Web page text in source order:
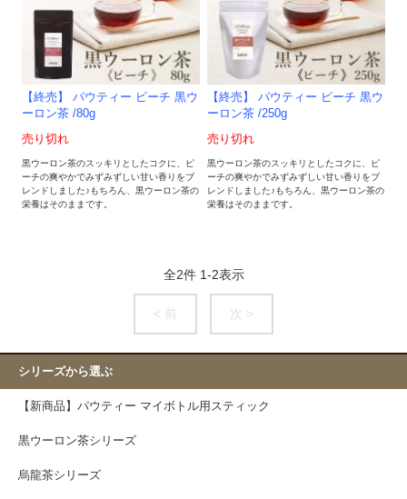
【終売】 パウティー ピーチ 黒ウ
ーロン茶 /80g
売り切れ
黒ウーロン茶のスッキリとしたコクに、ピ
ーチの爽やかでみずみずしい甘い香りをブ
レンドしました♪もちろん、黒ウーロン茶の
栄養はそのままです。
【終売】 パウティー ピーチ 黒ウ
ーロン茶 /250g
売り切れ
黒ウーロン茶のスッキリとしたコクに、ピ
ーチの爽やかでみずみずしい甘い香りをブ
レンドしました♪もちろん、黒ウーロン茶の
栄養はそのままです。
全2件 1-2表示
< 前 次 >
シリーズから選ぶ
【新商品】パウティー マイボトル用スティック
黒ウーロン茶シリーズ
烏龍茶シリーズ